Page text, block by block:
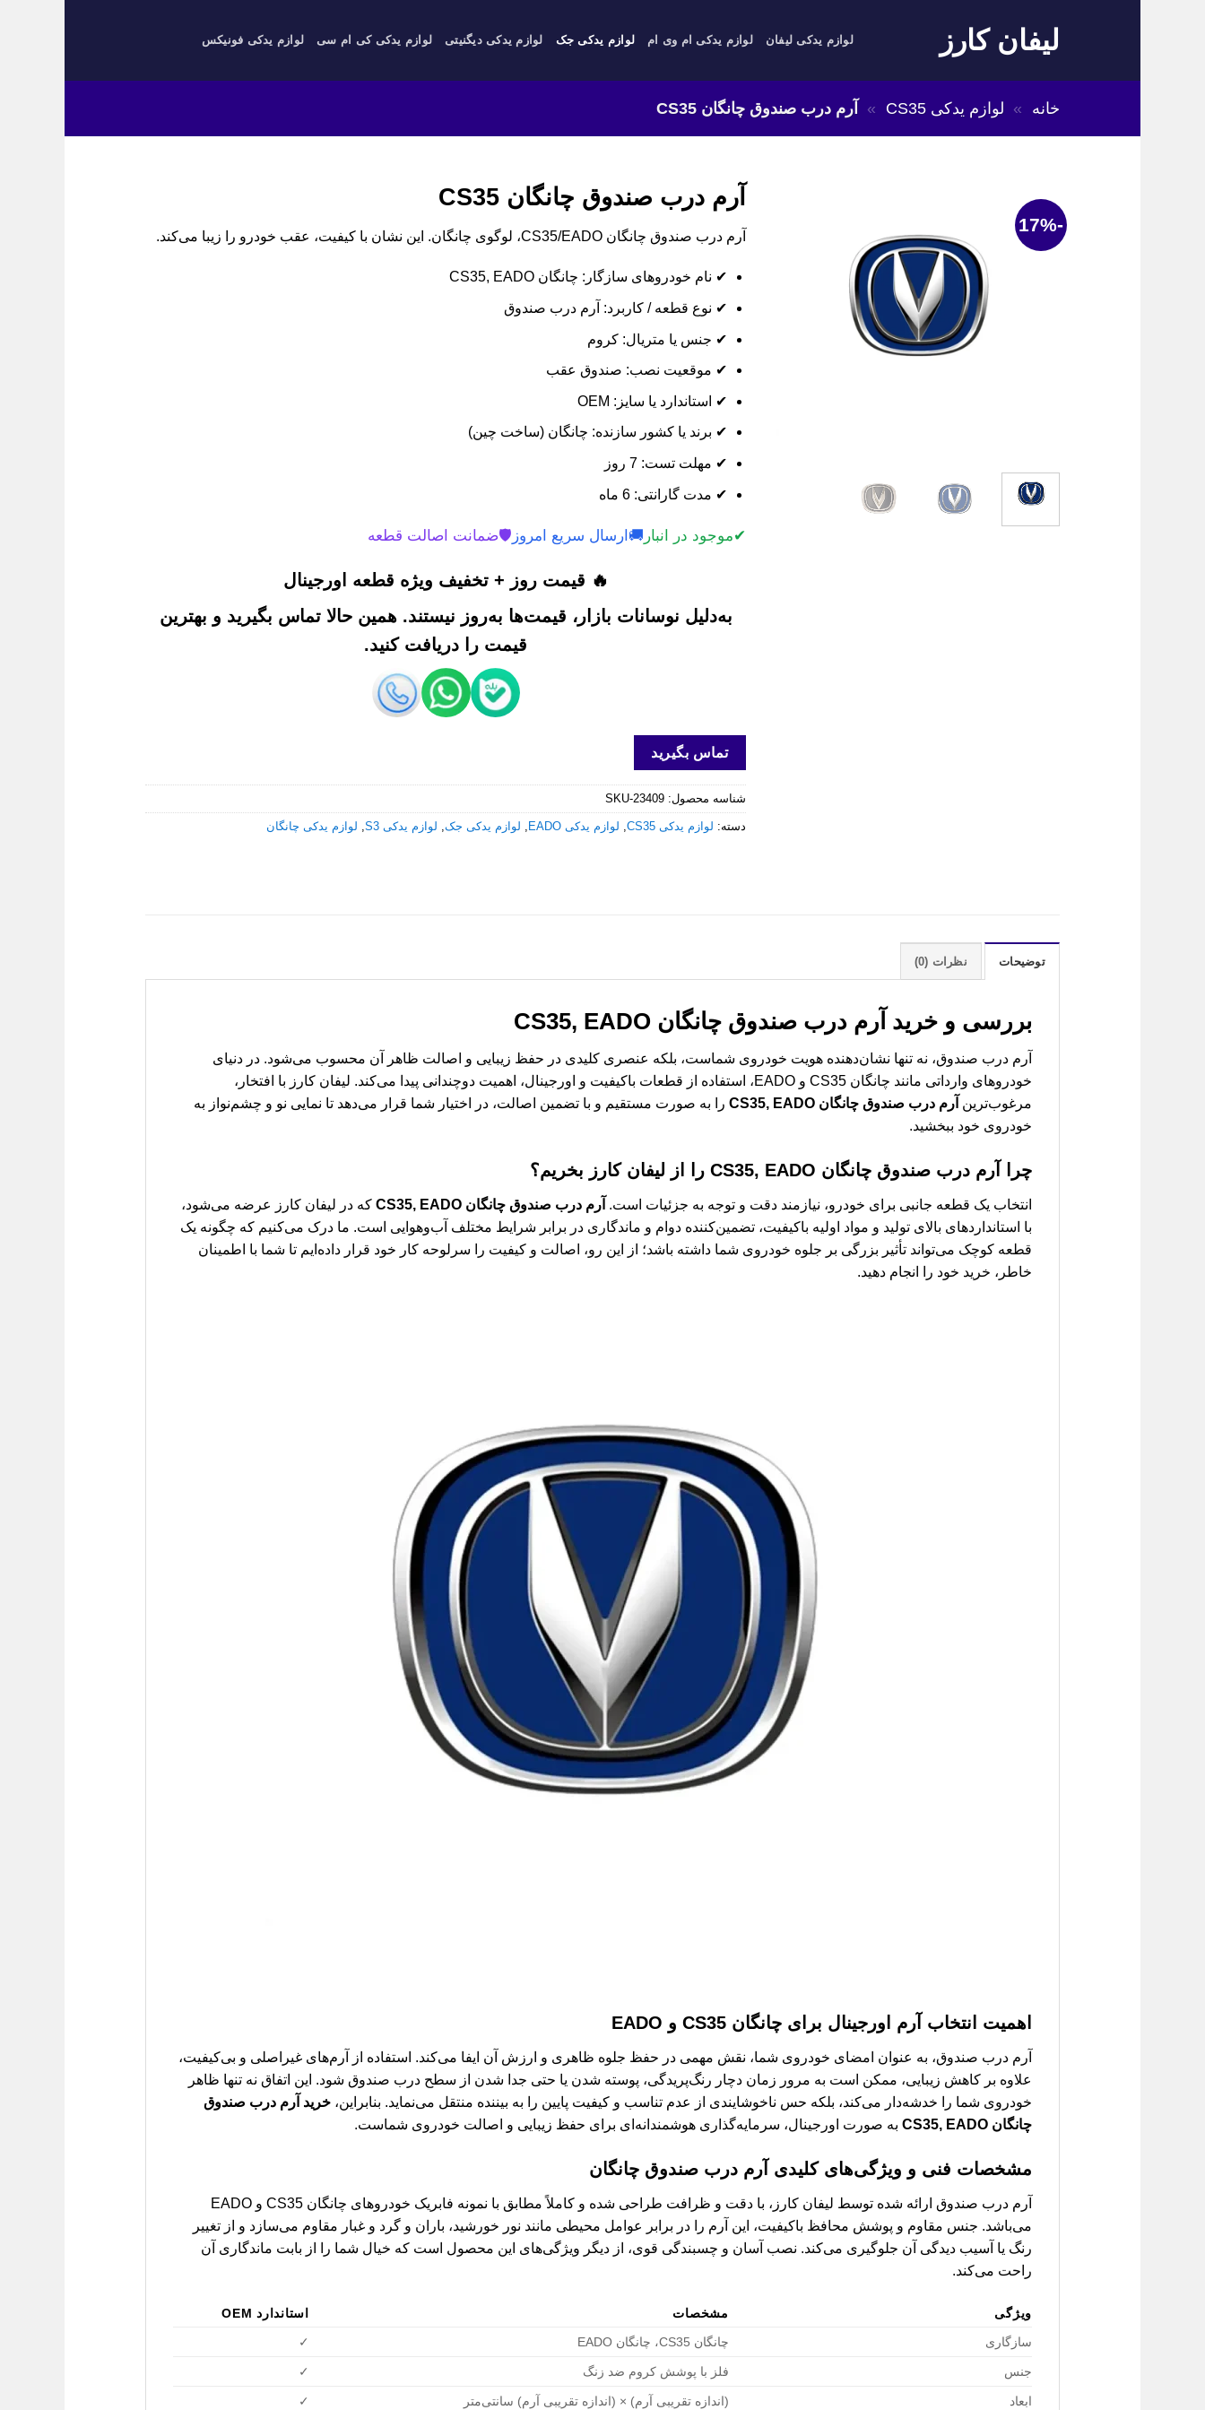
لیفان کارز لوازم یدکی لیفان لوازم یدکی ام وی ام لوازم یدکی جک لوازم یدکی دیگنیتی لوازم یدکی کی ام سی لوازم یدکی فونیکس
خانه » لوازم یدکی CS35 » آرم درب صندوق چانگان CS35
-17%
آرم درب صندوق چانگان CS35
آرم درب صندوق چانگان CS35/EADO، لوگوی چانگان. این نشان با کیفیت، عقب خودرو را زیبا می‌کند.
✔ نام خودروهای سازگار: چانگان CS35, EADO
✔ نوع قطعه / کاربرد: آرم درب صندوق
✔ جنس یا متریال: کروم
✔ موقعیت نصب: صندوق عقب
✔ استاندارد یا سایز: OEM
✔ برند یا کشور سازنده: چانگان (ساخت چین)
✔ مهلت تست: 7 روز
✔ مدت گارانتی: 6 ماه
✔موجود در انبار 🚚 ارسال سریع امروز 🛡️ضمانت اصالت قطعه
🔥 قیمت روز + تخفیف ویژه قطعه اورجینال
به‌دلیل نوسانات بازار، قیمت‌ها به‌روز نیستند. همین حالا تماس بگیرید و بهترین
قیمت را دریافت کنید.
تماس بگیرید
شناسه محصول: SKU-23409
دسته: لوازم یدکی CS35 لوازم یدکی EADO لوازم یدکی جک لوازم یدکی S3 لوازم یدکی چانگان
توضیحات نظرات (0)
بررسی و خرید آرم درب صندوق چانگان CS35, EADO
آرم درب صندوق، نه تنها نشان‌دهنده هویت خودروی شماست، بلکه عنصری کلیدی در حفظ زیبایی و اصالت ظاهر آن محسوب می‌شود. در دنیای
خودروهای وارداتی مانند چانگان CS35 و EADO، استفاده از قطعات باکیفیت و اورجینال، اهمیت دوچندانی پیدا می‌کند. لیفان کارز با افتخار،
مرغوب‌ترین آرم درب صندوق چانگان CS35, EADO
را به صورت مستقیم و با تضمین اصالت، در اختیار شما قرار می‌دهد تا نمایی نو و چشم‌نواز به
خودروی خود ببخشید.
چرا آرم درب صندوق چانگان CS35, EADO را از لیفان کارز بخریم؟
انتخاب یک قطعه جانبی برای خودرو، نیازمند دقت و توجه به جزئیات است. آرم درب صندوق چانگان CS35, EADO
که در لیفان کارز عرضه می‌شود،
با استانداردهای بالای تولید و مواد اولیه باکیفیت، تضمین‌کننده دوام و ماندگاری در برابر شرایط مختلف آب‌وهوایی است. ما درک می‌کنیم که چگونه یک
قطعه کوچک می‌تواند تأثیر بزرگی بر جلوه خودروی شما داشته باشد؛ از این رو، اصالت و کیفیت را سرلوحه کار خود قرار داده‌ایم تا شما با اطمینان
خاطر، خرید خود را انجام دهید.
اهمیت انتخاب آرم اورجینال برای چانگان CS35 و EADO
آرم درب صندوق، به عنوان امضای خودروی شما، نقش مهمی در حفظ جلوه ظاهری و ارزش آن ایفا می‌کند. استفاده از آرم‌های غیراصلی و بی‌کیفیت،
علاوه بر کاهش زیبایی، ممکن است به مرور زمان دچار رنگ‌پریدگی، پوسته شدن یا حتی جدا شدن از سطح درب صندوق شود. این اتفاق نه تنها ظاهر
خودروی شما را خدشه‌دار می‌کند، بلکه حس ناخوشایندی از عدم تناسب و کیفیت پایین را به بیننده منتقل می‌نماید. بنابراین، خرید آرم درب صندوق
چانگان CS35, EADO
به صورت اورجینال، سرمایه‌گذاری هوشمندانه‌ای برای حفظ زیبایی و اصالت خودروی شماست.
مشخصات فنی و ویژگی‌های کلیدی آرم درب صندوق چانگان
آرم درب صندوق ارائه شده توسط لیفان کارز، با دقت و ظرافت طراحی شده و کاملاً مطابق با نمونه فابریک خودروهای چانگان CS35 و EADO
می‌باشد. جنس مقاوم و پوشش محافظ باکیفیت، این آرم را در برابر عوامل محیطی مانند نور خورشید، باران و گرد و غبار مقاوم می‌سازد و از تغییر
رنگ یا آسیب دیدگی آن جلوگیری می‌کند. نصب آسان و چسبندگی قوی، از دیگر ویژگی‌های این محصول است که خیال شما را از بابت ماندگاری آن
راحت می‌کند.
ویژگی مشخصات
استاندارد OEM
سازگاری
چانگان CS35، چانگان EADO ✓
جنس فلز با پوشش کروم ضد زنگ ✓
ابعاد (اندازه تقریبی آرم) × (اندازه تقریبی آرم) سانتی‌متر ✓